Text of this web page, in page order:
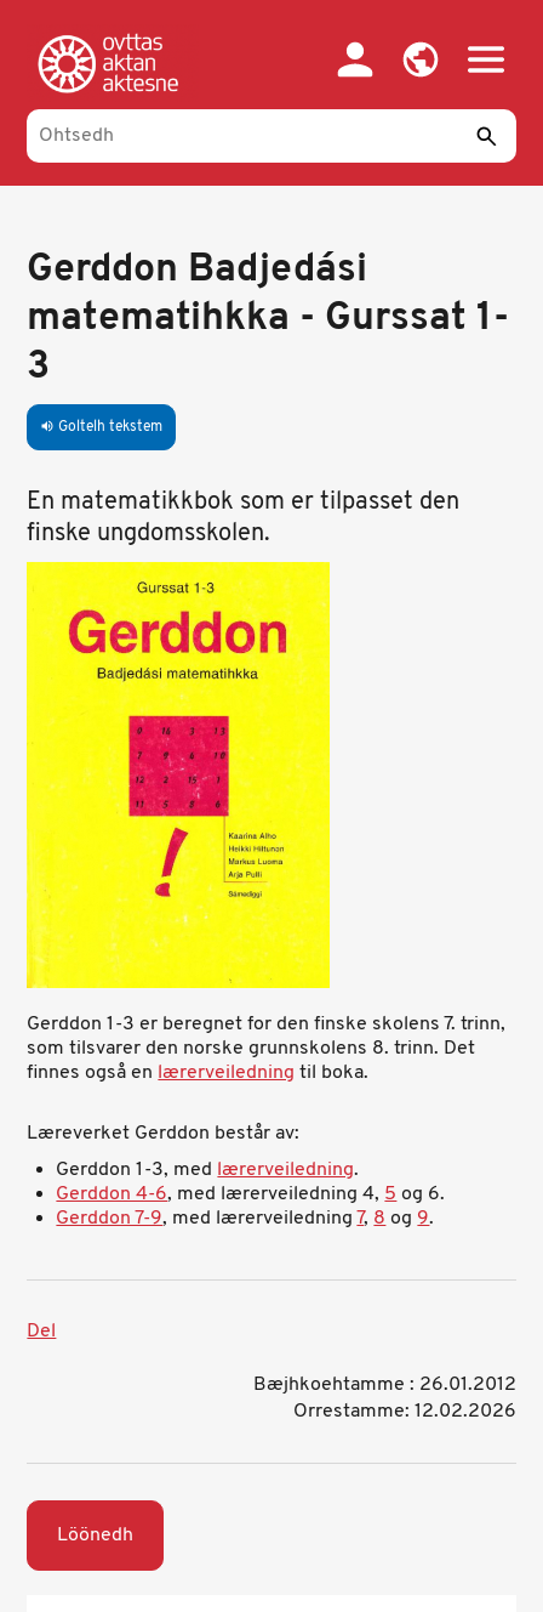
main
content
Gerddon Badjedási
matematihkka - Gurssat 1-
3
volume_up Goltelh tekstem
En matematikkbok som er tilpasset den
finske ungdomsskolen.
Gerddon 1-3 er beregnet for den finske skolens 7. trinn,
som tilsvarer den norske grunnskolens 8. trinn. Det
finnes også enlærerveiledning til boka.
Læreverket Gerddon består av:
Gerddon 1-3, medlærerveiledning.
Gerddon 4-6, med lærerveiledning 4,5og 6.
Gerddon 7-9, med lærerveiledning7,8og9.
Del
Bæjhkoehtamme : 26.01.2012
Orrestamme: 12.02.2026
Löönedh